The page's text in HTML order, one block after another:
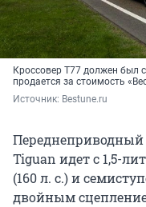
Кроссовер T77 должен был
продается за стоимость
Источник: Bestune.ru
Переднеприводный
Tiguan идет с 1,5-
(160 л. с.) и
двойным